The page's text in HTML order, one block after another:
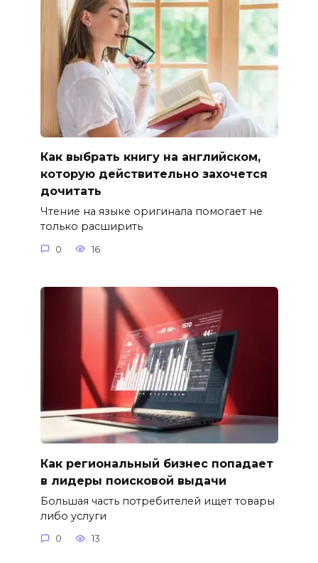
Как выбрать книгу на английском,
которую действительно захочется
дочитать
Чтение на языке оригинала помогает не
только расширить
0 16
Как региональный бизнес попадает
в лидеры поисковой выдачи
Большая часть потребителей ищет товары
либо услуги
0 13